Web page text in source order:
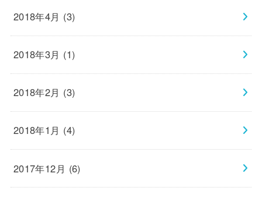
2018年4月 (3)
2018年3月 (1)
2018年2月 (3)
2018年1月 (4)
2017年12月 (6)